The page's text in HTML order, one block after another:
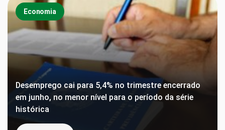
Economia
Desemprego cai para 5,4% no trimestre encerrado
em junho, no menor nível para o período da série
histórica